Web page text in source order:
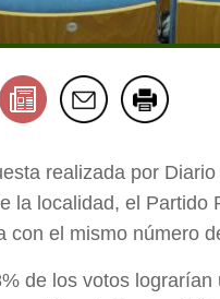
realizada por Diario
la localidad, el Partido
con el mismo número
de los votos